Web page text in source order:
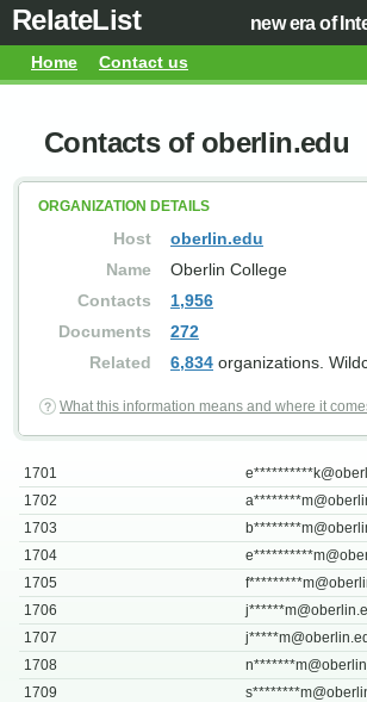
RelateList new era of
Home Contact us
Contacts of oberlin.edu
ORGANIZATION DETAILS
Host
oberlin.edu
Name
Oberlin College
Contacts
1,956
Documents
272
Related
6,834 organizations.
What this information means and where it
1701 e**********
1702
a********
1703
b********
1704
e**********
1705
f*********
1706
j******
1707
j*****
1708
n*******
1709
s********